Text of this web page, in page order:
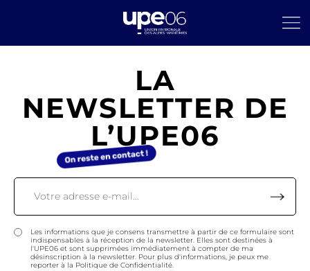
LA
NEWSLETTER DE
L’UPE06
Les informations que je consens transmettre à partir de ce formulaire sont
indispensables à la réception de la newsletter. Elles sont destinées à
l'UPE06 et sont supprimées immédiatement à compter de ma
désinscription à la newsletter. Pour plus d'informations, je peux me
reporter à la Politique de Confidentialité.